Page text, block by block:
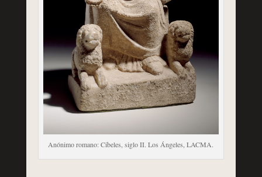
Anónimo romano: Cibeles, siglo II. Los Ángeles, LACMA.